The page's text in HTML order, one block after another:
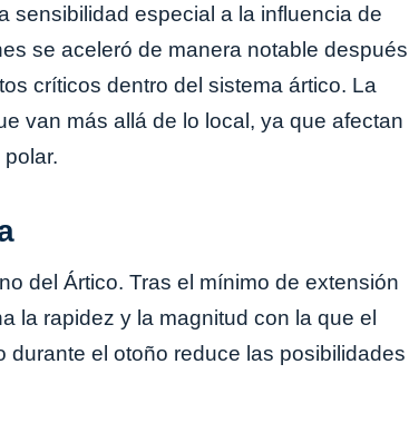
sensibilidad especial a la influencia de
se aceleró de manera notable después
críticos dentro del sistema ártico. La
van más allá de lo local, ya que afectan
del Ártico. Tras el mínimo de extensión
la rapidez y la magnitud con la que el
el otoño reduce las posibilidades